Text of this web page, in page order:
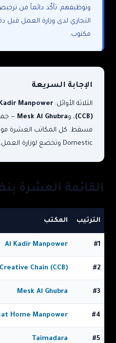
وتوظيفهم. تأكّد دائماً من
التجاري لدى وزارة العمل قبل
مكتوب.
الإجابة السريعة
الثلاثة الأوائل: Manpower
(CCB)، وMesk Al Ghubra
—
Domestic وتخضع لوزارة العمل.
القائمة العشرة
الترتيب المكتب
#1
Al Kadir Manpower
#2
Creative Chain (CCB)
#3
Mesk Al Ghubra
#4
Home Manpower
#5
Taimadara